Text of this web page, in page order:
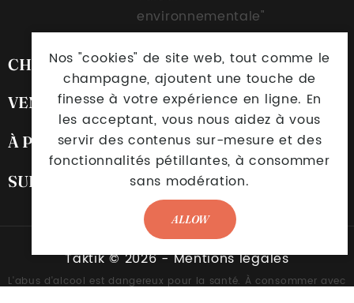
CHAMPAGNE BIGARD 
VENTE EN LIGNE
À PROPOS DE NOUS
SUIVEZ-NOUS
Nos "cookies" de site web, tout comme le
champagne, ajoutent une touche de
finesse à votre expérience en ligne. En
les acceptant, vous nous aidez à vous
servir des contenus sur-mesure et des
fonctionnalités pétillantes, à consommer
sans modération.
ALLOW
Taktik © 2026-Mentions légales
L'abus d'alcool est dangereux pour la santé. À consommer avec